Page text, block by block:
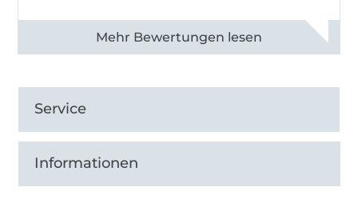
Alle 82950 Bewertungen ansehen
Service
Informationen